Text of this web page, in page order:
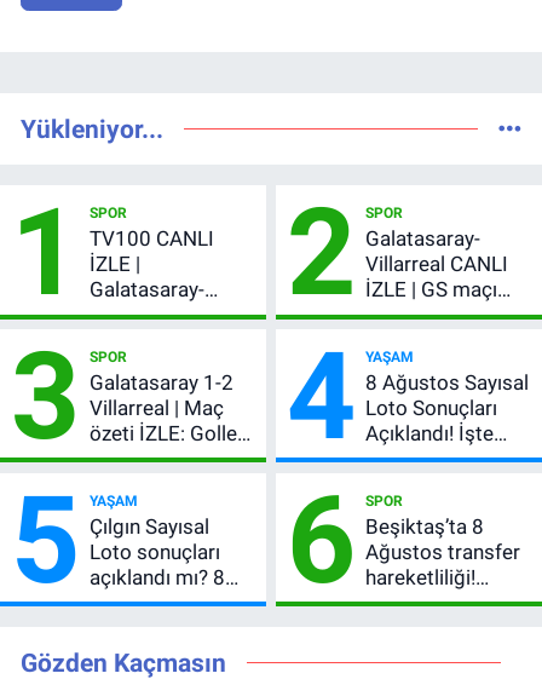
Yükleniyor...
1 SPOR
TV100 CANLI
İZLE |
Galatasaray-
Villarreal maçı
şifresiz canlı yayın
2 SPOR
Galatasaray-
Villarreal CANLI
İZLE | GS maçı
hangi kanalda,
3 SPOR
Galatasaray 1-2
Villarreal | Maç
özeti İZLE: Goller
peş peşe geldi,
kırmızı kart gördü!
4 YAŞAM
8 Ağustos Sayısal
Loto Sonuçları
Açıklandı! İşte
Kazandıran 6
5 YAŞAM
Çılgın Sayısal
Loto sonuçları
açıklandı mı? 8
Ağustos 2026
numaralar
6 SPOR
Beşiktaş’ta 8
Ağustos transfer
hareketliliği!
Yönetim 5 bölge
Gözden Kaçmasın